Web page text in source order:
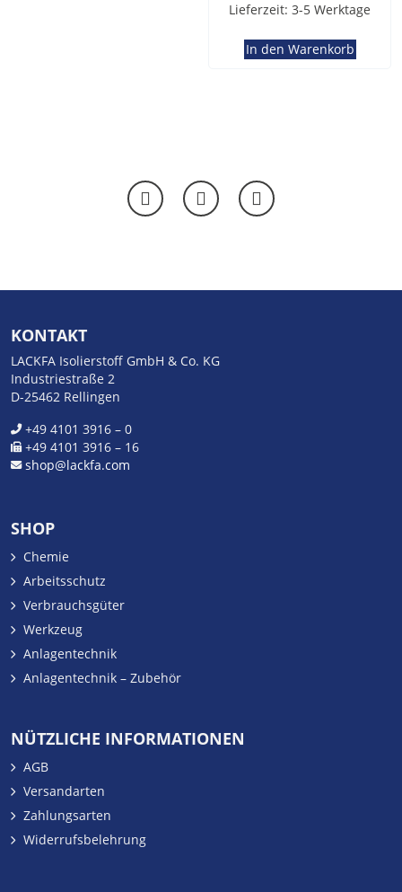
Lieferzeit:3-5 Werktage
In den Warenkorb
KONTAKT
LACKFA Isolierstoff GmbH & Co. KG
Industriestraße 2
D-25462 Rellingen
+49 4101 3916 – 0
+49 4101 3916 – 16
shop@lackfa.com
SHOP
Chemie
Arbeitsschutz
Verbrauchsgüter
Werkzeug
Anlagentechnik
Anlagentechnik – Zubehör
NÜTZLICHE INFORMATIONEN
AGB
Versandarten
Zahlungsarten
Widerrufsbelehrung